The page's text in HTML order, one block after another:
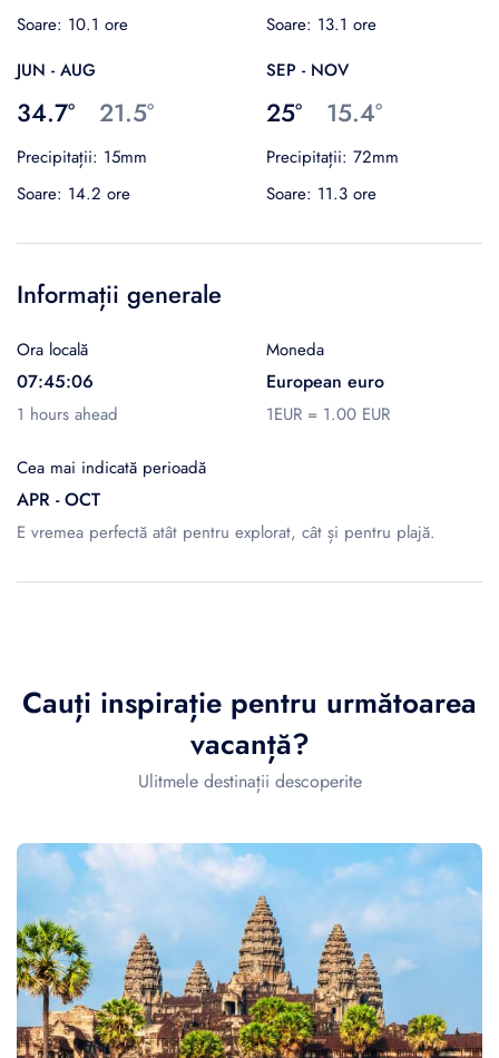
Soare: 10.1 ore
Soare: 13.1 ore
JUN - AUG
34.7° 21.5°
Precipitații: 15mm
Soare: 14.2 ore
SEP - NOV
25° 15.4°
Precipitații: 72mm
Soare: 11.3 ore
Informații generale
Ora locală
07:45:06
1 hours ahead
Moneda
European euro
1EUR = 1.00 EUR
Cea mai indicată perioadă
APR - OCT
E vremea perfectă atât pentru explorat, cât și pentru plajă.
Cauți inspirație pentru următoarea
vacanță?
Ulitmele destinații descoperite